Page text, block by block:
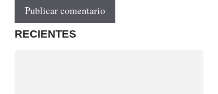
RECIENTES